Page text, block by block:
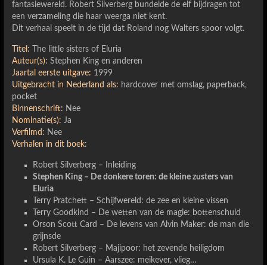
fantasiewereld. Robert Silverberg bundelde de elf bijdragen tot
een verzameling die haar weerga niet kent.
Dit verhaal speelt in de tijd dat Roland nog Walters spoor volgt.
Titel: The little sisters of Eluria
Auteur(s): Stephen King en anderen
Jaartal eerste uitgave: 1999
Uitgebracht in Nederland als: hardcover met omslag, paperback,
pocket
Binnenschrift: Nee
Nominatie(s): Ja
Verfilmd: Nee
Verhalen in dit boek:
Robert Silverberg – Inleiding
Stephen King – De donkere toren: de kleine zusters van
Eluria
Terry Pratchett – Schijfwereld: de zee en kleine vissen
Terry Goodkind – De wetten van de magie: bottenschuld
Orson Scott Card – De levens van Alvin Maker: de man die
grijnsde
Robert Silverberg – Majipoor: het zevende heiligdom
Ursula K. Le Guin – Aarszee: meikever, vlieg…